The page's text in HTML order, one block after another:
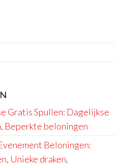
Gratis Spullen: Dagelijkse
Beperkte beloningen
Beloningen:
Unieke draken,